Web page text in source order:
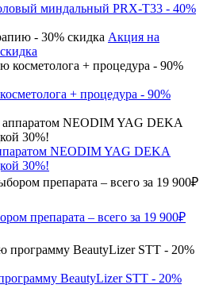
миндальный PRX-T33 - 40%
Акция на
+ процедура - 90%
NEODIM YAG DEKA
30%!
препарата – всего за 19 900₽
BeautyLizer STT - 20%